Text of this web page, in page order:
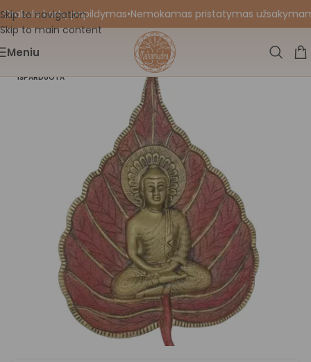
Skip to navigation
Skip to main content
kortų papildymas•Nemokamas pristatymas
Meniu
IŠPARDUOTA